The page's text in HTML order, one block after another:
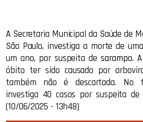
A Secretaria Municipal da Saúde de
São Paulo, investiga a morte de
um ano, por suspeita desarampo.
óbito ter sido causado por
também não é descartada. No
investiga 40 casos por suspeita
(10/06/2025 - 13h48)